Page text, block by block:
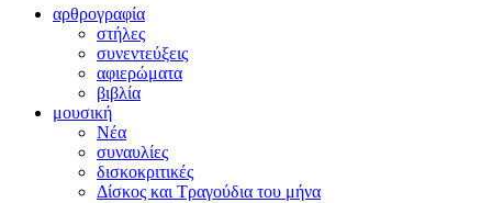
αρθρογραφία
στήλες
συνεντεύξεις
αφιερώματα
βιβλία
μουσική
Νέα
συναυλίες
δισκοκριτικές
Δίσκος και Τραγούδια του μήνα